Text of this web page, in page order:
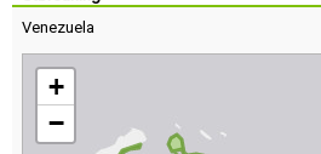
Venezuela
+
−